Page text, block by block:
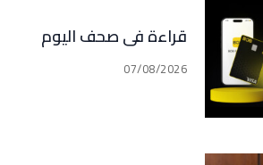
قراءة في صحف اليوم
07/08/2026